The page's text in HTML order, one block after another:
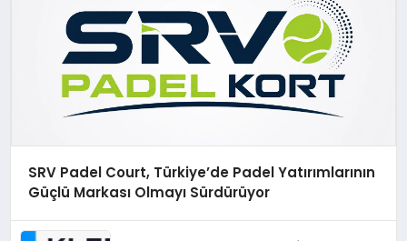
SRV Padel Court, Türkiye’de Padel Yatırımlarının
Güçlü Markası Olmayı Sürdürüyor